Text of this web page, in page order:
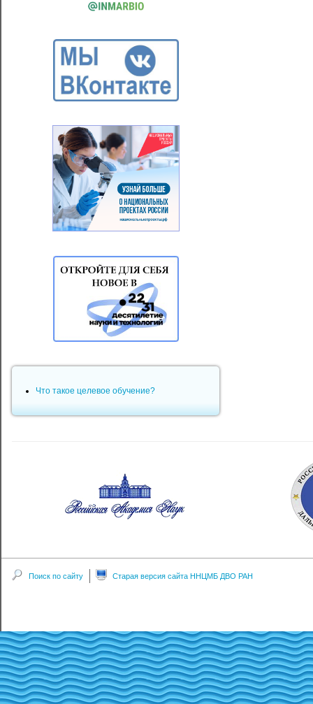
Что такое целевое обучение?
Поиск по сайту Старая версия сайта ННЦМБ ДВО РАН